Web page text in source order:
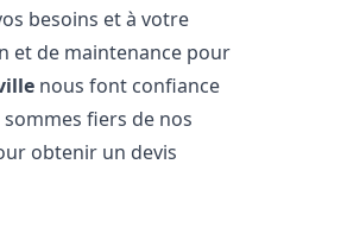
besoins et à votre
et de maintenance pour
nous font confiance
sommes fiers de nos
obtenir un devis